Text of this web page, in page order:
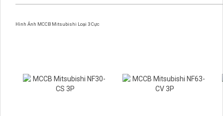
Hình Ảnh MCCB Mitsubishi Loại 3 Cực